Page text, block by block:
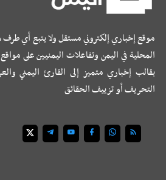
موقع إخباري إلكتروني مستقل ولا يتبع أي
المحلية في اليمن وتفاعلات اليمنيين على
بقالب إخباري متميز إلى القارئ اليمني
التحريف أو تزييف الحقائق